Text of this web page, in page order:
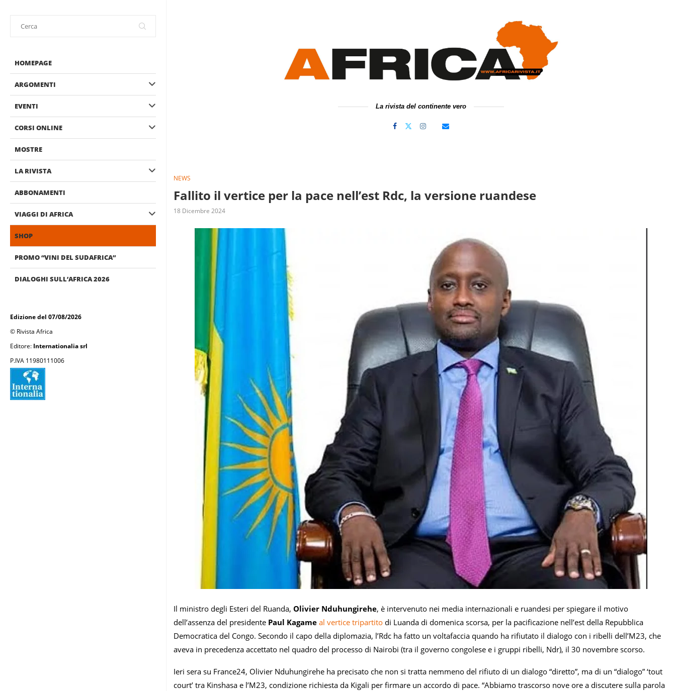
HOMEPAGE
ARGOMENTI
EVENTI
CORSI ONLINE
MOSTRE
LA RIVISTA
ABBONAMENTI
VIAGGI DI AFRICA
SHOP
PROMO “VINI DEL SUDAFRICA”
DIALOGHI SULL’AFRICA 2026
Edizione del 07/08/2026
© Rivista Africa
Editore: Internationalia srl
P.IVA 11980111006
La rivista del continente vero
NEWS
Fallito il vertice per la pace nell’est Rdc, la versione ruandese
18 Dicembre 2024
Il ministro degli Esteri del Ruanda, Olivier Nduhungirehe, è intervenuto nei media internazionali e ruandesi per spiegare il motivo
dell’assenza del presidente Paul Kagame al vertice tripartito di Luanda di domenica scorsa, per la pacificazione nell’est della Repubblica
Democratica del Congo. Secondo il capo della diplomazia, l’Rdc ha fatto un voltafaccia quando ha rifiutato il dialogo con i ribelli dell’M23, che
aveva in precedenza accettato nel quadro del processo di Nairobi (tra il governo congolese e i gruppi ribelli, Ndr), il 30 novembre scorso.
Ieri sera su France24, Olivier Nduhungirehe ha precisato che non si tratta nemmeno del rifiuto di un dialogo “diretto”, ma di un “dialogo” ‘tout
court’ tra Kinshasa e l’M23, condizione richiesta da Kigali per firmare un accordo di pace. “Abbiamo trascorso nove ore a discutere sulla parola